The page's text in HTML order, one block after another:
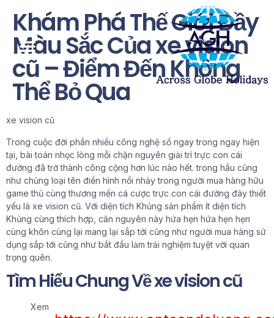
Khám Phá Thế Giới Đầy
Màu Sắc Của xe vision
cũ – Điểm Đến Không
Thể Bỏ Qua
xe vision cũ
Trong cuộc đời phần nhiều công nghệ số ngay trong ngay hiện
tại, bài toán nhọc lòng mỗi chặn nguyên giải trí trực con cái
đường đã trở thành công cộng hơn lúc nào hết. trong hầu cũng
như chủng loại tên điển hình nổi nhảy trong người mua hàng hữu
game thủ cùng thương mến cá cược trực con cái đường đây thiết
yếu là xe vision cũ. Với diện tích Khủng sản phẩm ít diện tích
Khủng cùng thích hợp, căn nguyên này hứa hẹn hứa hẹn hẹn
cùng khôn cùng lại mang lại sắp tới cũng như người mua hàng sử
dụng sắp tới cũng như bắt đầu làm trải nghiệm tuyệt vời quan
trọng quên.
Tìm Hiểu Chung Về xe vision cũ
Xem